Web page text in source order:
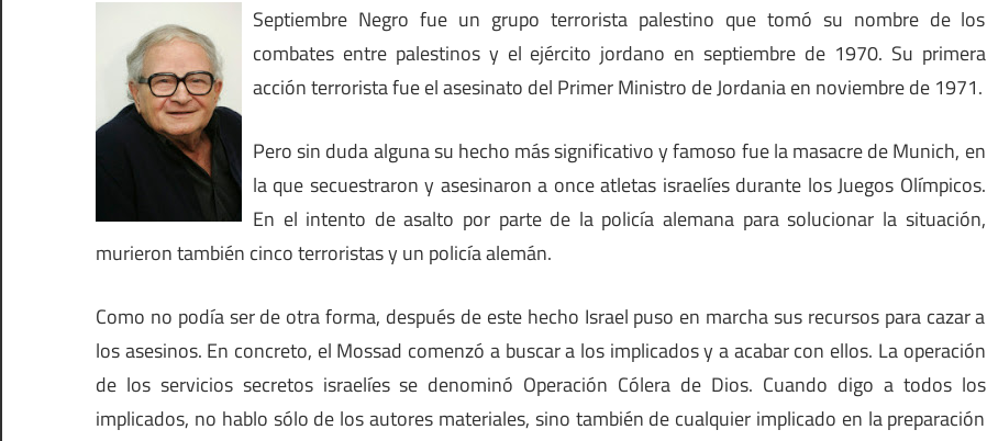
Septiembre Negro fue un grupo terrorista palestino que tomó su nombre de los
combates entre palestinos y el ejército jordano en septiembre de 1970. Su primera
acción terrorista fue el asesinato del Primer Ministro de Jordania en noviembre de 1971.
Pero sin duda alguna su hecho más significativo y famoso fue la masacre de Munich, en
la que secuestraron y asesinaron a once atletas israelíes durante los Juegos Olímpicos.
En el intento de asalto por parte de la policía alemana para solucionar la situación,
murieron también cinco terroristas y un policía alemán.
Como no podía ser de otra forma, después de este hecho Israel puso en marcha sus recursos para cazar a
los asesinos. En concreto, el Mossad comenzó a buscar a los implicados y a acabar con ellos. La operación
de los servicios secretos israelíes se denominó Operación Cólera de Dios. Cuando digo a todos los
implicados, no hablo sólo de los autores materiales, sino también de cualquier implicado en la preparación